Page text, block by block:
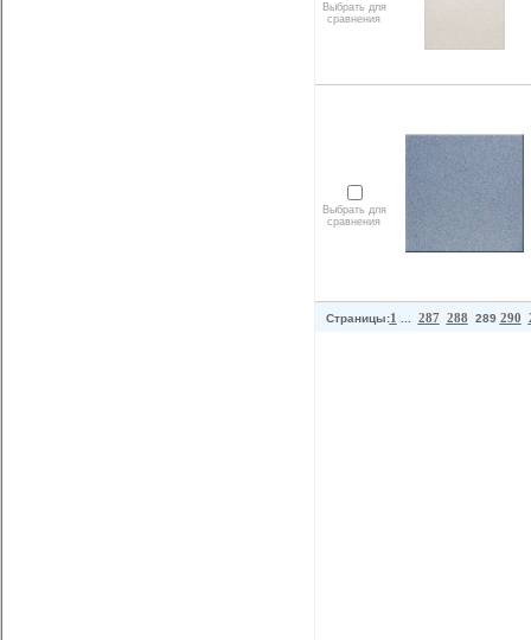
Выбрать для
сравнения
Выбрать для
сравнения
Страницы:1 287 288 289 290